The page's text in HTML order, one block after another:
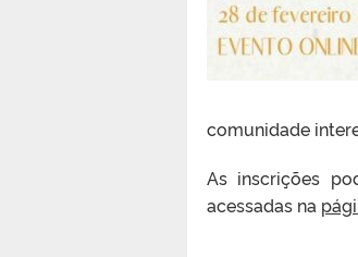
comunidade
As inscrições
acessadas na